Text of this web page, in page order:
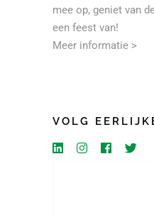
mee op, geniet van
een feest van!
Meer informatie >
VOLG